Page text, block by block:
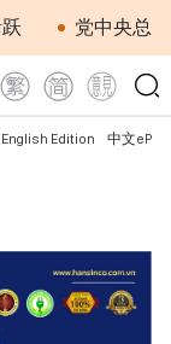
党中央总书记、国
English Edition 中文